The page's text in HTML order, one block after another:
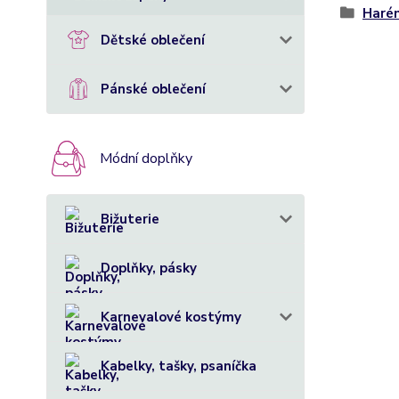
Dětské oblečení
Pánské oblečení
Módní doplňky
Bižuterie
Doplňky, pásky
Karnevalové kostýmy
Kabelky, tašky, psaníčka